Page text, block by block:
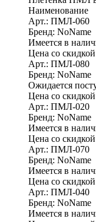
Наименование
Арт.: ПМЛ-060
Бренд: NoName
Имеется в
Цена со
Арт.: ПМЛ-080
Бренд: NoName
Ожидается
Цена со
Арт.: ПМЛ-020
Бренд: NoName
Имеется в
Цена со
Арт.: ПМЛ-070
Бренд: NoName
Имеется в
Цена со
Арт.: ПМЛ-040
Бренд: NoName
Имеется в